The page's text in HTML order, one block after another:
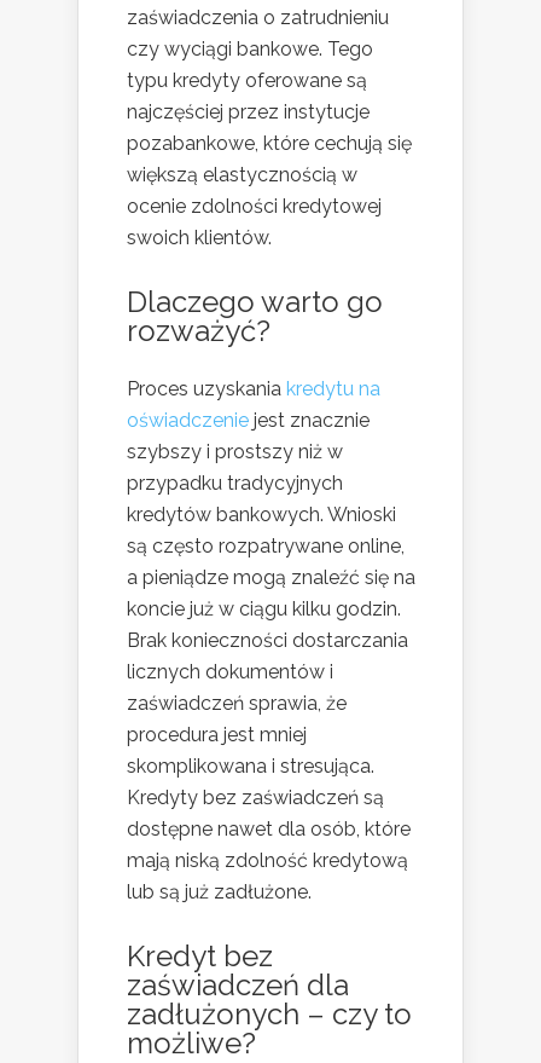
zaświadczenia o zatrudnieniu
czy wyciągi bankowe. Tego
typu kredyty oferowane są
najczęściej przez instytucje
pozabankowe, które cechują się
większą elastycznością w
ocenie zdolności kredytowej
swoich klientów.
Dlaczego warto go
rozważyć?
Proces uzyskania kredytu na
oświadczenie jest znacznie
szybszy i prostszy niż w
przypadku tradycyjnych
kredytów bankowych. Wnioski
są często rozpatrywane online,
a pieniądze mogą znaleźć się na
koncie już w ciągu kilku godzin.
Brak konieczności dostarczania
licznych dokumentów i
zaświadczeń sprawia, że
procedura jest mniej
skomplikowana i stresująca.
Kredyty bez zaświadczeń są
dostępne nawet dla osób, które
mają niską zdolność kredytową
lub są już zadłużone.
Kredyt bez
zaświadczeń dla
zadłużonych – czy to
możliwe?